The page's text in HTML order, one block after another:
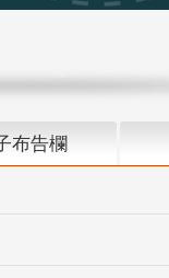
布告欄